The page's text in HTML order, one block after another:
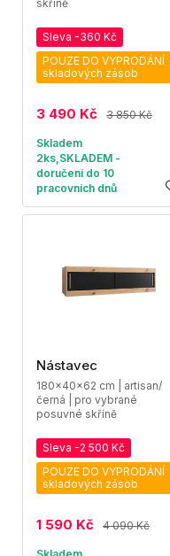
skříně
Sleva -360 Kč
POUZE DO VYPRODÁNÍ
skladových zásob
3 490 Kč 3 850 Kč
Skladem
2ks,SKLADEM -
doručení do 10
pracovních dnů
Nástavec
180x40x62 cm | artisan/
černá | pro vybrané
posuvné skříně
Sleva -2 500 Kč
POUZE DO VYPRODÁNÍ
skladových zásob
1 590 Kč 4 090 Kč